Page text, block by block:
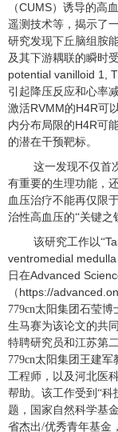
（CUMS）诱导的高
遥测技术等，揭示了
研究发现下丘脑组胺
及其下游耦联的瞬时
potential vanilloid 1,
引起降压反应和心率
激活RVMM的H4R可
内分布局限的H4R可
的潜在干预靶标。
这一发现不仅首
有重要的生理功能，
血压治疗不能再仅限
治性高血压的“关键之
该研究工作以“
ventromedial
日在Advanced
（ https://
779cn太阳集团石莹
生马赛为该论文的共
特聘研究员和江苏第
779cn太阳集团 王建军
工程师，以及河北医
帮助。该工作受到“科
题，国家自然科学基
省杰出/优秀青年基金